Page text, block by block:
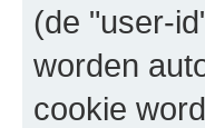
(de "user-
worden
cookie